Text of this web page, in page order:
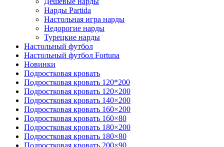
Нарды Partida
Настольная игра нарды
Недорогие нарды
Турецкие нарды
Настольный футбол
Настольный футбол Fortuna
Новинки
Подростковая кровать
Подростковая кровать 120*200
Подростковая кровать 120×200
Подростковая кровать 140×200
Подростковая кровать 160×200
Подростковая кровать 160×80
Подростковая кровать 180×200
Подростковая кровать 180×80